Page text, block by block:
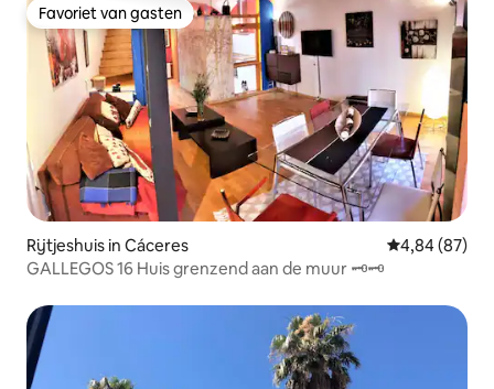
Favoriet van gasten
Favoriet van gasten
Rijtjeshuis in Cáceres Gemiddelde
4,84 (87)
GALLEGOS 16 Huis grenzend aan de muur 🗝🗝